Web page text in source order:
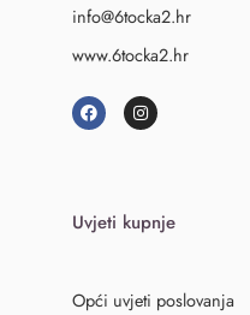
info@6tocka2.hr
www.6tocka2.hr
Uvjeti kupnje
Opći uvjeti poslovanja